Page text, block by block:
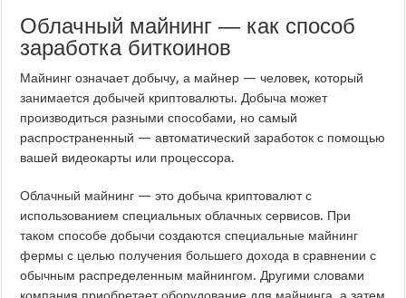
Облачный майнинг — как способ
заработка биткоинов
Майнинг означает добычу, а майнер — человек, который
занимается добычей криптовалюты. Добыча может
производиться разными способами, но самый
распространенный — автоматический заработок с помощью
вашей видеокарты или процессора.
Облачный майнинг — это добыча криптовалют с
использованием специальных облачных сервисов. При
таком способе добычи создаются специальные майнинг
фермы с целью получения большего дохода в сравнении с
обычным распределенным майнингом. Другими словами